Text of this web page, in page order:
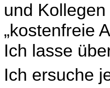
und Kollegen
„kostenfreie
Ich lasse
Ich ersuche